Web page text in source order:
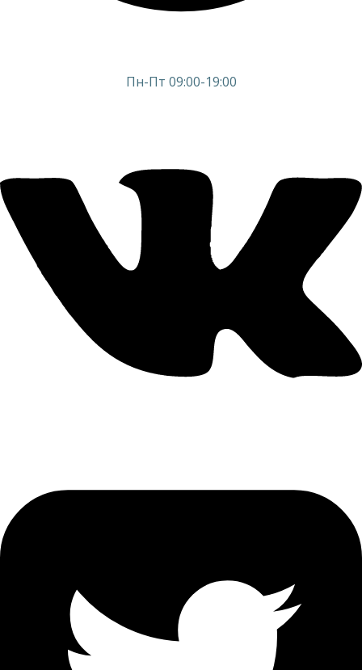
Пн-Пт 09:00-19:00